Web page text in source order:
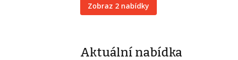
Zobraz 2 nabídky
Aktuální nabídka